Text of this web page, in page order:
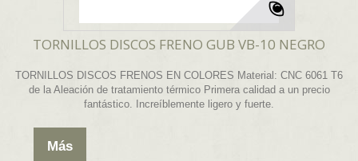
TORNILLOS DISCOS FRENO GUB VB-10 NEGRO
TORNILLOS DISCOS FRENOS EN COLORES Material: CNC 6061 T6
de la Aleación de tratamiento térmico Primera calidad a un precio
fantástico. Increíblemente ligero y fuerte.
Más